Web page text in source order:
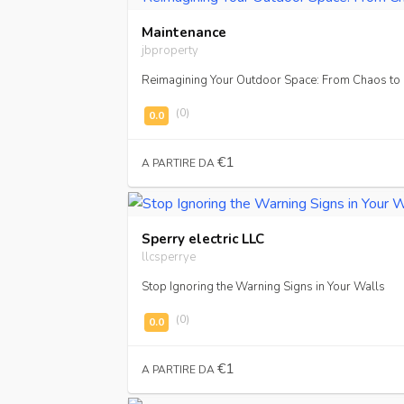
Maintenance
jbproperty
Reimagining Your Outdoor Space: From Chaos to
(0)
A PARTIRE DA€1
Sperry electric LLC
llcsperrye
Stop Ignoring the Warning Signs in Your Walls
(0)
A PARTIRE DA€1